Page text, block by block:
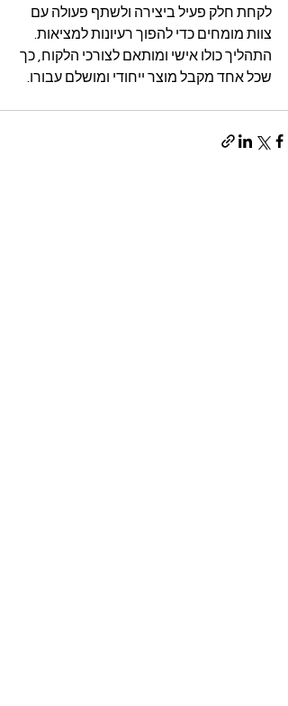
לקחת חלק פעיל ביצירה ולשתף פעולה עם
צוות מומחים כדי להפוך רעיונות למציאות.
התהליך כולו אישי ומותאם לצורכי הלקוח, כך
שכל אחד מקבל מוצר ייחודי ומושלם עבורו.